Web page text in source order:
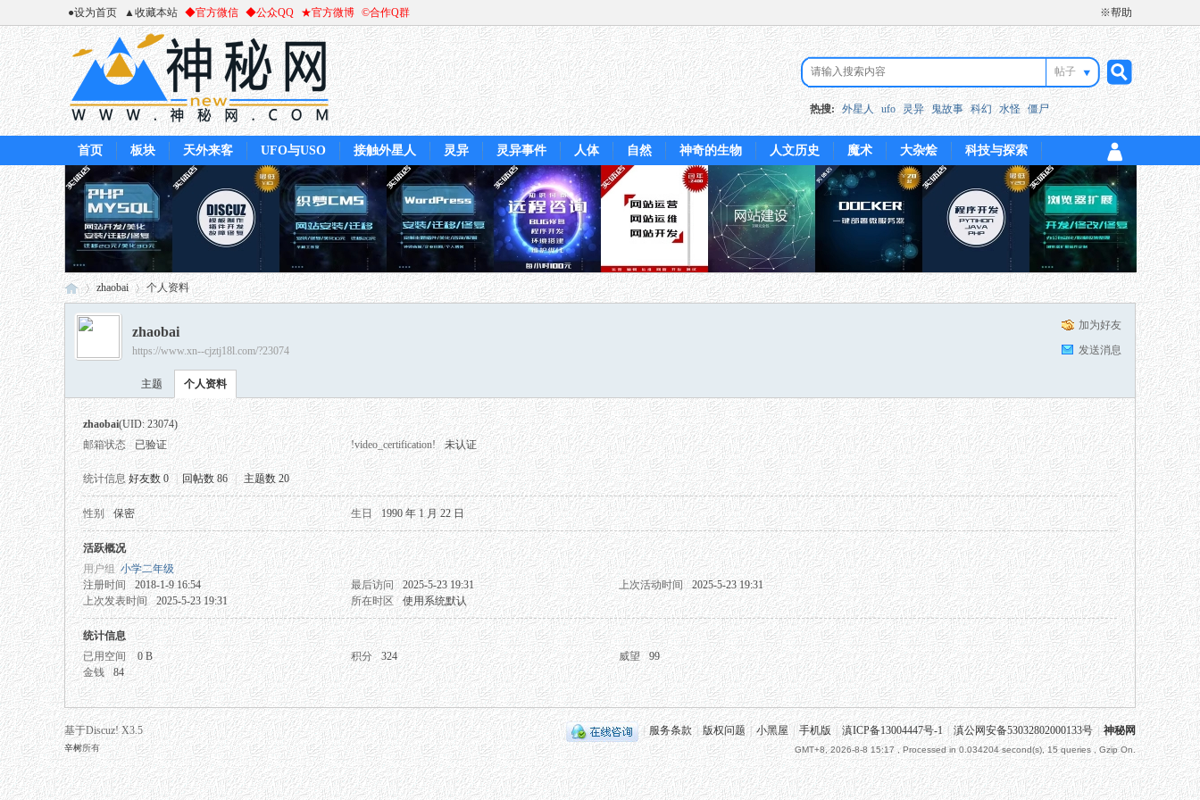
●设为首页 ▲收藏本站 ◆官方微信 ◆公众QQ ★官方微博 ©合作Q群 ※帮助
帖子
搜
索
热搜: 外星人 ufo 灵异 鬼故事 科幻 水怪 僵尸
首页 板块 天外来客 UFO与USO 接触外星人 灵异 灵异事件 人体 自然 神奇的生物 人文历史 魔术 大杂烩 科技与探索
秘
网
›
zhaobai 个人资料
加为好友
发送消息
zhaobai
https://www.xn--cjztj18l.com/?23074
主题 个人资料
zhaobai(UID: 23074)
邮箱状态
已验证 !video_certification! 未认证
统计信息 好友数 0 回帖数 86 主题数 20
性别 保密 生日 1990 年 1 月 22 日
活跃概况
用户组 小学二年级
注册时间
2018-1-9 16:54 最后访问 2025-5-23 19:31 上次活动时间
2025-5-23 19:31
上次发表时间
2025-5-23 19:31 所在时区 使用系统默认
统计信息
已用空间
0 B 积分 324 威望
99
金钱
84
服务条款 版权问题 | 小黑屋 手机版 滇ICP备13004447号-1 | 滇公网安备53032802000133号 神秘网
GMT+8, 2026-8-8 15:17 , Processed in 0.034204 second(s), 15 queries , Gzip On.
基于Discuz! X3.5
辛树所有